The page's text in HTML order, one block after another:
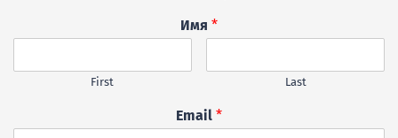
Имя *
First Last
Email *